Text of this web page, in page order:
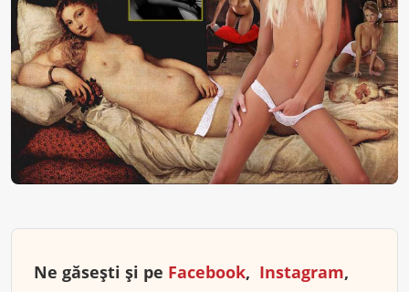
Ne găsești și pe Facebook, Instagram,